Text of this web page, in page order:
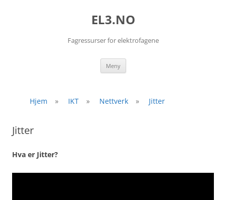
EL3.NO
Fagressurser for elektrofagene
Meny Hopp
innhold
Hjem » IKT » Nettverk » Jitter
Jitter
Hva er Jitter?